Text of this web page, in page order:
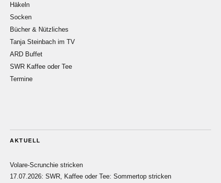
Häkeln
Socken
Bücher & Nützliches
Tanja Steinbach im TV
ARD Buffet
SWR Kaffee oder Tee
Termine
AKTUELL
Volare-Scrunchie stricken
17.07.2026: SWR, Kaffee oder Tee: Sommertop stricken